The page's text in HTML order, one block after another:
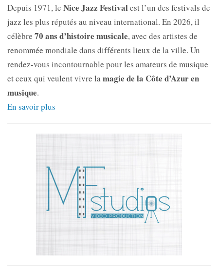
Depuis 1971, le Nice Jazz Festivalest l’un des festivals de
jazz les plus réputés au niveau international. En 2026, il
célèbre 70 ans d’histoire musicale, avec des artistes de
renommée mondiale dans différents lieux de la ville. Un
rendez-vous incontournable pour les amateurs de musique
et ceux qui veulent vivre la magie de la Côte d’Azur en
musique.
En savoir plus